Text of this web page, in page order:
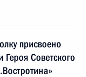
присвоено
Советского